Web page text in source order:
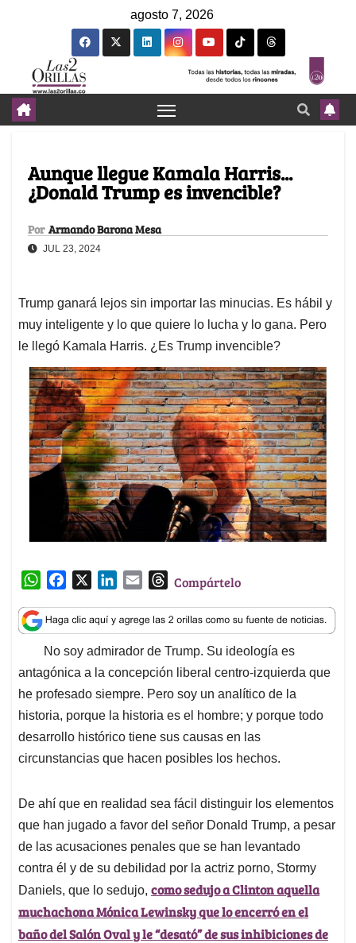
agosto 7, 2026
Aunque llegue Kamala Harris...
¿Donald Trump es invencible?
Por Armando Barona Mesa
JUL 23, 2024
Trump ganará lejos sin importar las minucias. Es hábil y
muy inteligente y lo que quiere lo lucha y lo gana. Pero
le llegó Kamala Harris. ¿Es Trump invencible?
W
a
t
s
A
p
p
c
e
b
o
o
k
n
k
e
d
I
n
a
i
l
T
r
e
a
d
s
Compártelo
No soy admirador de Trump. Su ideología es
antagónica a la concepción liberal centro-izquierda que
he profesado siempre. Pero soy un analítico de la
historia, porque la historia es el hombre; y porque todo
desarrollo histórico tiene sus causas en las
circunstancias que hacen posibles los hechos.
De ahí que en realidad sea fácil distinguir los elementos
que han jugado a favor del señor Donald Trump, a pesar
de las acusaciones penales que se han levantado
contra él y de su debilidad por la actriz porno, Stormy
Daniels, que lo sedujo, como sedujo a Clinton aquella
muchachona Mónica Lewinsky que lo encerró en el
baño del Salón Oval y le “desató” de sus inhibiciones de